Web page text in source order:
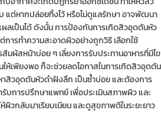
แต่หากปล่อยทิ้งไว้ หรือไม่ดูแลรักษา อาจพัฒนา
ลเป็นได้ ดังนั้น การป้องกันการเกิดสิวอุดตันหัว
ารทำความสะอาดผิวอย่างถูกวิธี เลือกใช้
ผัสหน้าบ่อย ๆ เลี่ยงการรับประทานอาหารที่มีไข
ห้เพียงพอ ก็จะช่วยลดโอกาสในการเกิดสิวอุดตัน
สิวอุดตันหัวดำฝังลึก เป็นซ้ำบ่อย และต้องการ
รับการปรึกษาแพทย์ เพื่อประเมินสภาพผิว และ
ผิวกลับมาเรียบเนียน และดูสุขภาพดีในระยะยาว